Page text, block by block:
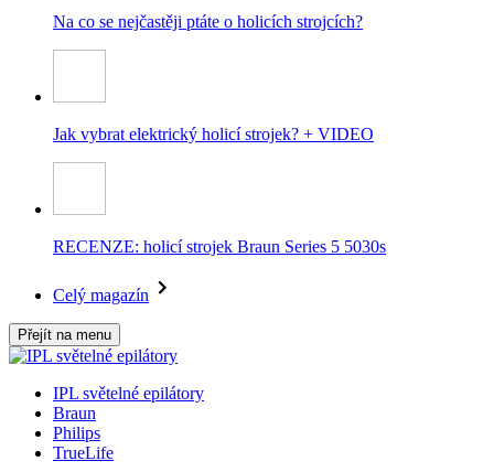
Na co se nejčastěji ptáte o holicích strojcích?
Jak vybrat elektrický holicí strojek? + VIDEO
RECENZE: holicí strojek Braun Series 5 5030s
Celý magazín
Přejít na menu
IPL světelné epilátory
Braun
Philips
TrueLife